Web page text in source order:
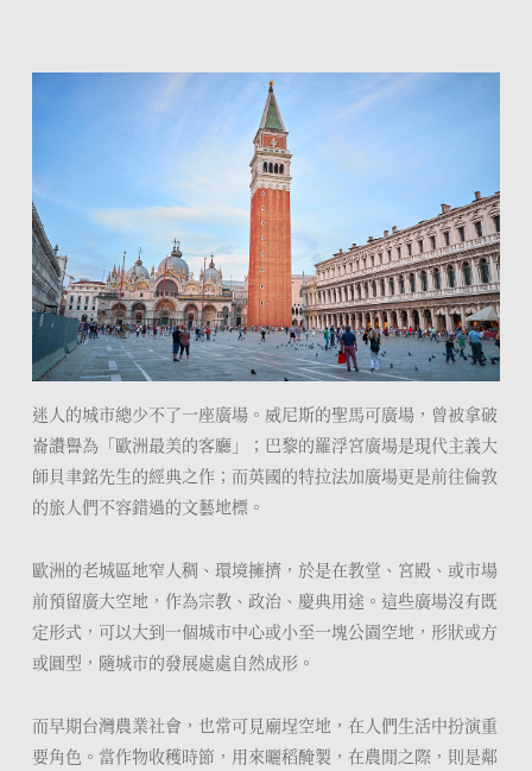
迷人的城市總少不了一座廣場。威尼斯的聖馬可廣場，曾被拿破
崙讚譽為「歐洲最美的客廳」；巴黎的羅浮宮廣場是現代主義大
師貝聿銘先生的經典之作；而英國的特拉法加廣場更是前往倫敦
的旅人們不容錯過的文藝地標。
歐洲的老城區地窄人稠、環境擁擠，於是在教堂、宮殿、或市場
前預留廣大空地，作為宗教、政治、慶典用途。這些廣場沒有既
定形式，可以大到一個城市中心或小至一塊公園空地，形狀或方
或圓型，隨城市的發展處處自然成形。
而早期台灣農業社會，也常可見廟埕空地，在人們生活中扮演重
要角色。當作物收穫時節，用來曬稻醃製，在農閒之際，則是鄰